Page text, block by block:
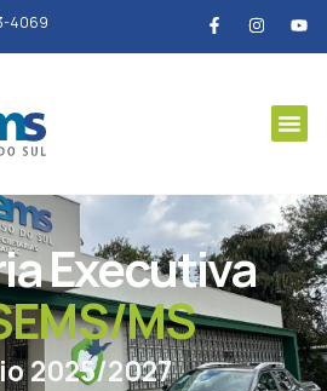
4069
Executiva
MS
2025/2027